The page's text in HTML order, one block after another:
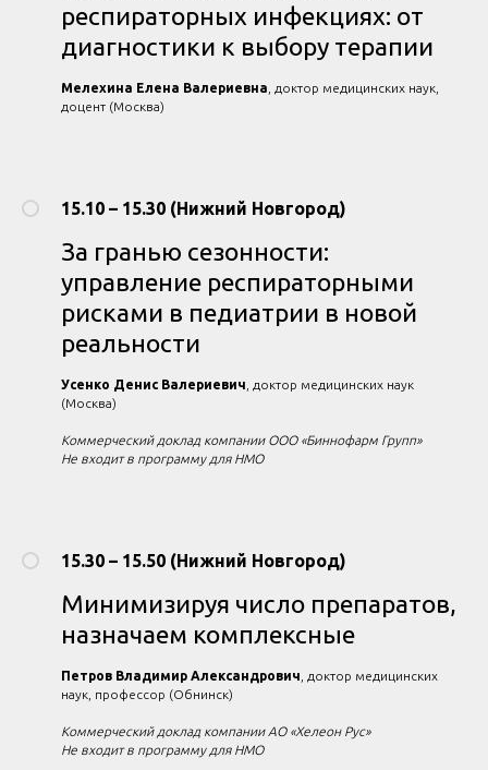
респираторных инфекциях: от
диагностики к выбору терапии
Мелехина Елена Валериевна , доктор медицинских наук,
доцент (Москва)
15.10 – 15.30 (Нижний Новгород)
За гранью сезонности:
управление респираторными
рисками в педиатрии в новой
реальности
Усенко Денис Валериевич , доктор медицинских наук
(Москва)
Коммерческий доклад компании ООО «Биннофарм Групп»
Не входит в программу для НМО
15.30 – 15.50 (Нижний Новгород)
Минимизируя число препаратов,
назначаем комплексные
Петров Владимир Александрович , доктор медицинских
наук, профессор (Обнинск)
Коммерческий доклад компании АО «Хелеон Рус»
Не входит в программу для НМО